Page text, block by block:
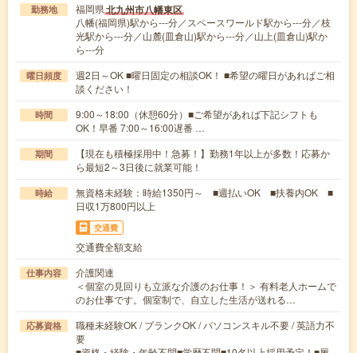
勤務地 福岡県北九州市八幡東区
八幡(福岡県)駅から---分／スペースワールド駅から---分／枝
光駅から---分／山麓(皿倉山)駅から---分／山上(皿倉山)駅か
ら---分
曜日頻度
週2日～OK ■曜日固定の相談OK！ ■希望の曜日があればご相
談ください！
時間
9:00～18:00（休憩60分）■ご希望があれば下記シフトも
OK！早番 7:00～16:00遅番 …
期間
【現在も積極採用中！急募！】勤務1年以上が多数！応募か
ら最短2～3日後に就業可能！
時給
無資格未経験：時給1350円～ ■週払いOK ■扶養内OK ■
日収1万800円以上
交通費
交通費全額支給
仕事内容
介護関連
＜個室の見回りも立派な介護のお仕事！＞ 有料老人ホームで
のお仕事です。個室制で、自立した生活が送れる…
応募資格
職種未経験OK / ブランクOK / パソコンスキル不要 / 英語力不
要